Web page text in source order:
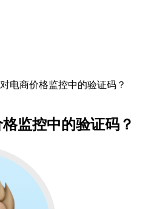
电商价格监控中的验证码？
监控中的验证码？